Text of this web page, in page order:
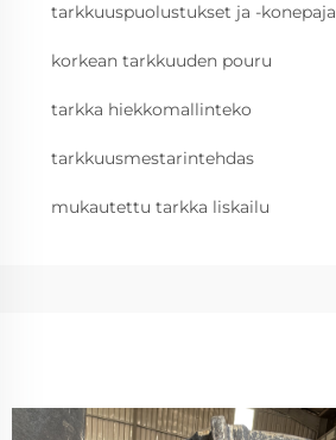
tarkkuuspuolustukset ja -konepaja
korkean tarkkuuden pouru
tarkka hiekkomallinteko
tarkkuusmestarintehdas
mukautettu tarkka liskailu